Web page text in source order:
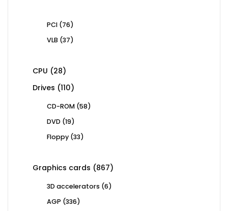
PCI 7676
VLB 3737
CPU 2828
Drives 110110
CD-ROM 5858
DVD 1919
Floppy 3333
Graphics cards 867867
3D accelerators 66
AGP 336336